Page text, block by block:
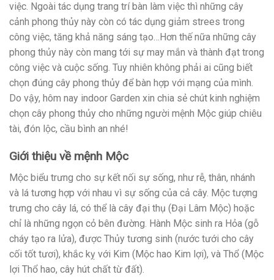
việc. Ngoài tác dụng trang trí bàn làm việc thì những cây
cảnh phong thủy này còn có tác dụng giảm strees trong
công việc, tăng khả năng sáng tạo…Hơn thế nữa những cây
phong thủy này còn mang tới sự may mắn và thành đạt trong
công việc và cuộc sống. Tuy nhiên không phải ai cũng biết
chọn đúng cây phong thủy để bàn hợp với mạng của mình.
Do vậy, hôm nay indoor Garden xin chia sẻ chút kinh nghiệm
chọn cây phong thủy cho những người mệnh Mộc giúp chiêu
tài, đón lộc, cầu bình an nhé!
Giới thiệu về mệnh Mộc
Mộc biểu trưng cho sự kết nối sự sống, như rễ, thân, nhánh
và lá tương hợp với nhau vì sự sống của cả cây. Mộc tượng
trưng cho cây lá, có thể là cây đại thụ (Đại Lâm Mộc) hoặc
chỉ là những ngọn cỏ bên đường. Hành Mộc sinh ra Hỏa (gỗ
cháy tạo ra lửa), được Thủy tương sinh (nước tưới cho cây
cối tốt tươi), khắc kỵ với Kim (Mộc hao Kim lợi), và Thổ (Mộc
lợi Thổ hao, cây hút chất từ đất).